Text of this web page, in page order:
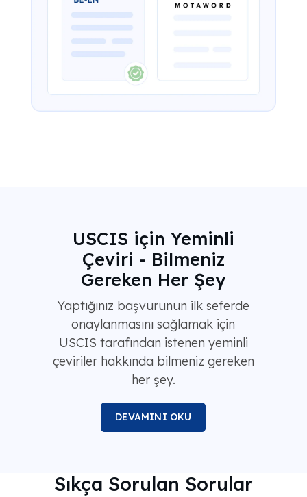
USCIS için Yeminli
Çeviri - Bilmeniz
Gereken Her Şey
Yaptığınız başvurunun ilk seferde
onaylanmasını sağlamak için
USCIS tarafından istenen yeminli
çeviriler hakkında bilmeniz gereken
her şey.
DEVAMINI OKU
Sıkça Sorulan Sorular